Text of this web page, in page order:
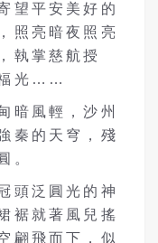
望平安美好的
照亮暗夜照亮
執掌慈航授
福光……
暗風輕，沙州
秦的天穹，殘
。
頭泛圓光的神
裾就著風兒搖
翩飛而下，似